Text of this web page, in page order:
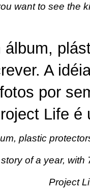
want to see the
A
por
Life é
plastic
of a year,
Project